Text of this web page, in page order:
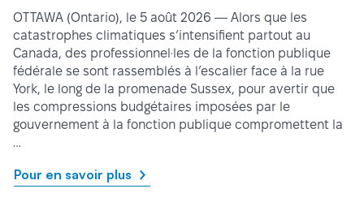
OTTAWA (Ontario), le 5 août 2026 — Alors que les
catastrophes climatiques s’intensifient partout au
Canada, des professionnel·les de la fonction publique
fédérale se sont rassemblés à l’escalier face à la rue
York, le long de la promenade Sussex, pour avertir que
les compressions budgétaires imposées par le
gouvernement à la fonction publique compromettent la
…
Pour en savoir plus